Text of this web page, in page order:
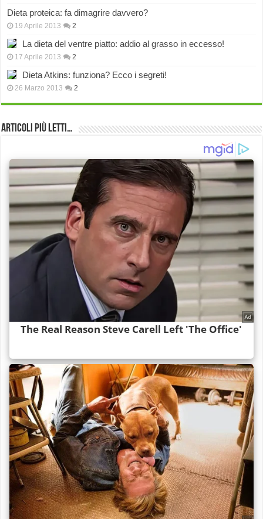
Dieta proteica: fa dimagrire davvero?
19 Aprile 2013 2
La dieta del ventre piatto: addio al grasso in eccesso!
17 Aprile 2013 2
Dieta Atkins: funziona? Ecco i segreti!
26 Marzo 2013 2
Articoli più Letti…